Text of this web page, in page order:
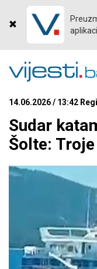
14.06.2026 / 13:42
Sudar
Šolte: